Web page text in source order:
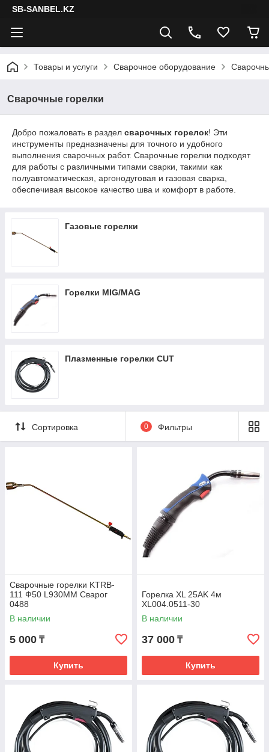
SB-SANBEL.KZ
Товары и услуги Сварочное оборудование
Сварочные горелки
Добро пожаловать в раздел сварочных горелок! Эти
инструменты предназначены для точного и удобного
выполнения сварочных работ. Сварочные горелки подходят
для работы с различными типами сварки, такими как
полуавтоматическая, аргонодуговая и газовая сварка,
обеспечивая высокое качество шва и комфорт в работе.
Газовые горелки
Горелки MIG/MAG
Плазменные горелки CUT
Сортировка 0 Фильтры
Сварочные горелки KTRB-
111 Ф50 L930MM Сварог
0488
В наличии
5 000 ₸
Купить
Горелка XL 25AK 4м
XL004.0511-30
В наличии
37 000 ₸
Купить